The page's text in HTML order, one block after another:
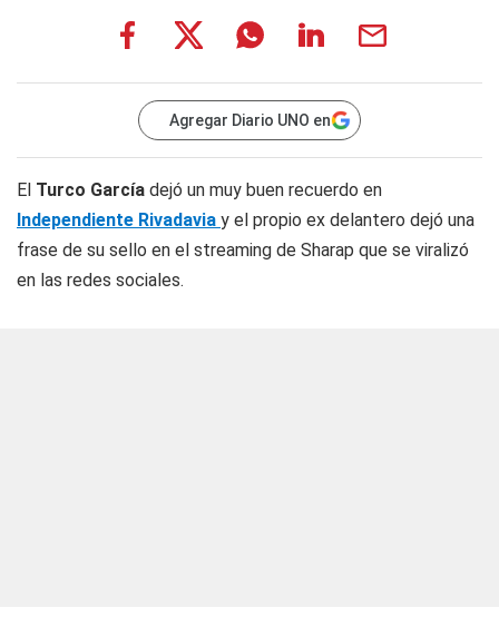
Agregar Diario UNO en
El Turco García dejó un muy buen recuerdo en
Independiente Rivadavia y el propio ex delantero dejó una
frase de su sello en el streaming de Sharap que se viralizó
en las redes sociales.